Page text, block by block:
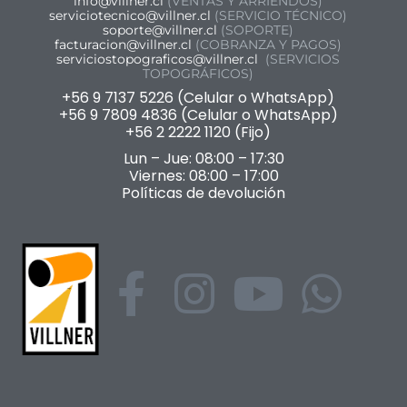
serviciotecnico@villner.cl (SERVICIO TÉCNICO)
soporte@villner.cl (SOPORTE)
facturacion@villner.cl (COBRANZA Y PAGOS)
serviciostopograficos@villner.cl (SERVICIOS
TOPOGRÁFICOS)
+56 9 7137 5226 (Celular o WhatsApp)
+56 9 7809 4836 (Celular o WhatsApp)
+56 2 2222 1120 (Fijo)
Lun – Jue: 08:00 – 17:30
Viernes: 08:00 – 17:00
Políticas de devolución